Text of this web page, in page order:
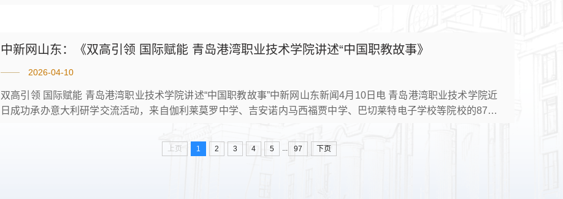
中新网山东：《双高引领 国际赋能 青岛港湾职业技术学院讲述“中国职教故事》
2026-04-10
双高引领 国际赋能 青岛港湾职业技术学院讲述“中国职教故事”中新网山东新闻4月10日电 青岛港湾职业技术学院近
日成功承办意大利研学交流活动，来自伽利莱莫罗中学、吉安诺内马西福贾中学、巴切莱特电子学校等院校的87名
研学交流。第一站，意大利师生一行走进山东港口自动化码头工业研学基地。从码头五千年历史变迁、人力装卸到
上页 1 2 3 4 5 ... 97 下页